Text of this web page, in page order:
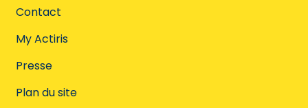
Contact
My Actiris
Presse
Plan du site